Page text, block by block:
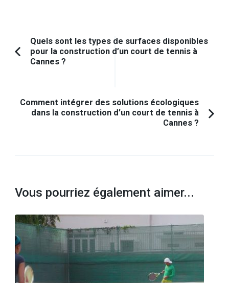
Navigation
d'article
Article
Quels sont les types de surfaces disponibles
pour la construction d’un court de tennis à
Cannes ?
Comment intégrer des solutions écologiques
dans la construction d’un court de tennis à
Cannes ?
Vous pourriez également aimer...